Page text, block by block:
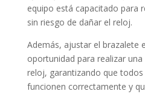
equipo está capacitado para
sin riesgo de dañar el reloj.
Además, ajustar el brazalete
oportunidad para realizar
reloj, garantizando que
funcionen correctamente y